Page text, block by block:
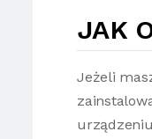
JAK
Jeżeli